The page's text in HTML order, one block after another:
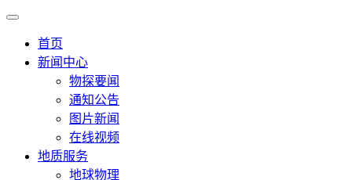
首页
新闻中心
物探要闻
通知公告
图片新闻
在线视频
地质服务
地球物理